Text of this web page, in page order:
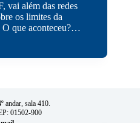
vai além das redes
os limites da
O que aconteceu?…
andar, sala 410.
01502-900